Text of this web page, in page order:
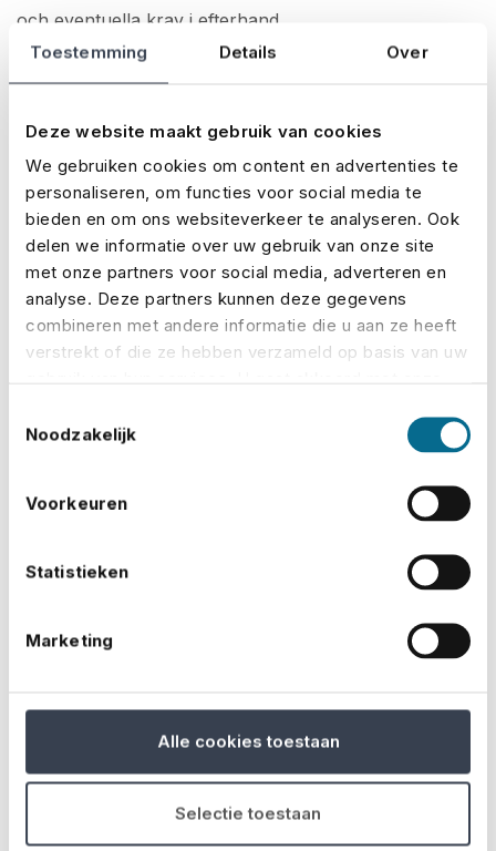
Toestemming Details Over
Deze website maakt gebruik van cookies
We gebruiken cookies om content en advertenties te
personaliseren, om functies voor social media te
bieden en om ons websiteverkeer te analyseren. Ook
delen we informatie over uw gebruik van onze site
met onze partners voor social media, adverteren en
analyse. Deze partners kunnen deze gegevens
combineren met andere informatie die u aan ze heeft
verstrekt of die ze hebben verzameld op basis van uw
Noodzakelijk
Voorkeuren
Statistieken
Marketing
Alle cookies toestaan
Selectie toestaan
och eventuella krav i efterhand.
Ett event är bara så starkt som personerna bakom det.
Därför är det avgörande att samarbeta med pålitliga
leverantörer som levererar det de lovar.
Be om
referenser, kolla omdömen och se till att du inte blir
helt beroende av en enda aktör.
​​​Och glöm aldrig en reservplan. Vad händer om
utrustningen havererar? En genomtänkt plan B gör att
Även med den bästa planeringen kan oväntade saker
hända. Tänk stormskador, olyckor bland gästerna eller
en plötslig inställd bokning.
Därför är det viktigt med
riskerna och skyddar dig mot oväntade kostnader.
Vilken typ avtäckningdu behöver beror på
evenemanget och de avtal du har med leverantörer